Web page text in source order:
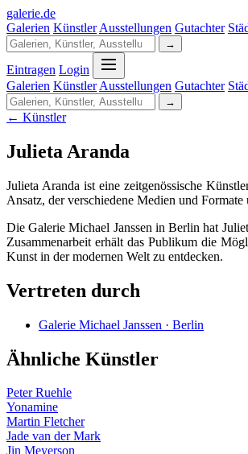
galerie.de
Galerien Künstler Ausstellungen Gutachter
→
Eintragen Login
Galerien Künstler Ausstellungen Gutachter
→
← Künstler
Julieta Aranda
Julieta Aranda ist eine zeitgenössische
Ansatz, der verschiedene Medien und
Die Galerie Michael Janssen in Berlin hat
Zusammenarbeit erhält das Publikum die
Kunst in der modernen Welt zu entdecken.
Vertreten durch
Galerie Michael Janssen · Berlin
Ähnliche Künstler
Peter Ruehle
Yonamine
Martin Fletcher
Jade van der Mark
Jin Meyerson